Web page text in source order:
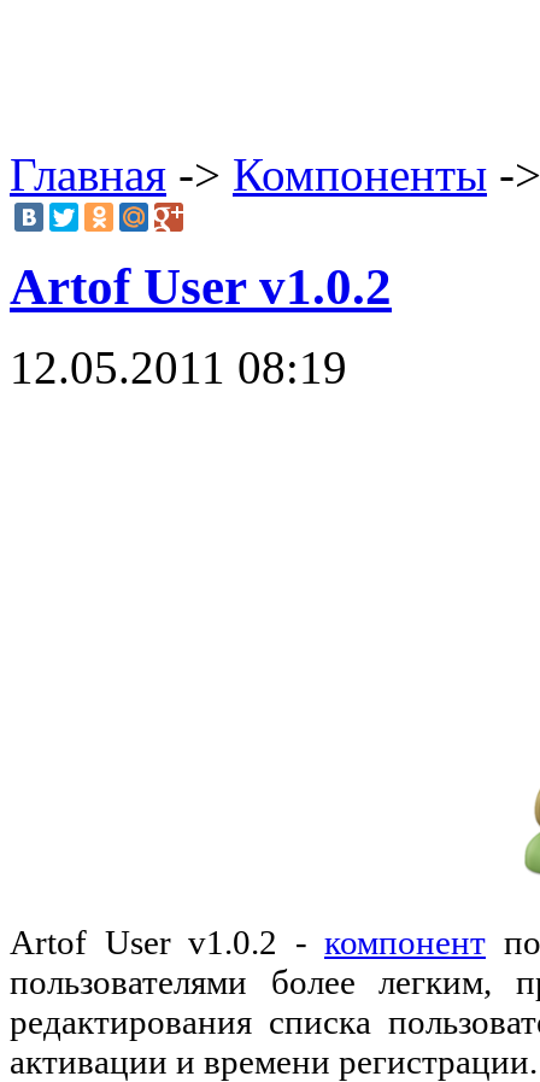
Главная -> Компоненты -
Artof User v1.0.2
12.05.2011 08:19
Artof User v1.0.2 - компонент
пользователями более легким,
редактирования списка
активации и времени регистрации.